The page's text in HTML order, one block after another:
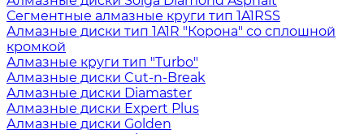
Сегментные алмазные круги тип 1A1RSS
Алмазные диски тип 1A1R "Корона" со сплошной
кромкой
Алмазные круги тип "Turbo"
Алмазные диски Cut-n-Break
Алмазные диски Diamaster
Алмазные диски Expert Plus
Алмазные диски Golden